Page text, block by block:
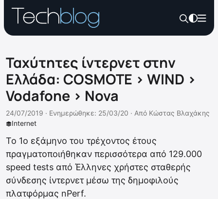
Ταχύτητες ίντερνετ στην
Ελλάδα: COSMOTE > WIND >
Vodafone > Nova
Internet
24/07/2019 · Ενημερώθηκε: 25/03/20 · Από Κώστας Βλαχάκης
Το 1ο εξάμηνο του τρέχοντος έτους
πραγματοποιήθηκαν περισσότερα από 129.000
speed tests από Έλληνες χρήστες σταθερής
σύνδεσης ίντερνετ μέσω της δημοφιλούς
πλατφόρμας nPerf.